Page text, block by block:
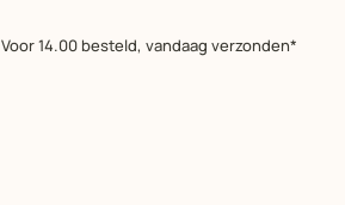
Voor 14.00 besteld, vandaag verzonden*